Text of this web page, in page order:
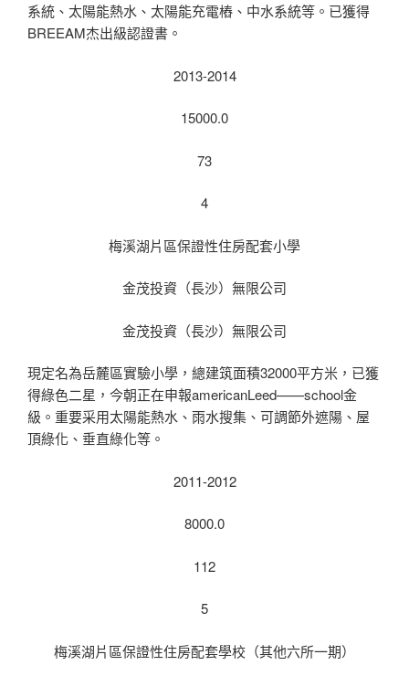
系統、太陽能熱水、太陽能充電樁、中水系統等。已獲得
BREEAM杰出級認證書。
2013-2014
15000.0
73
4
梅溪湖片區保證性住房配套小學
金茂投資（長沙）無限公司
金茂投資（長沙）無限公司
現定名為岳麓區實驗小學，總建筑面積32000平方米，已獲
得綠色二星，今朝正在申報americanLeed——school金
級。重要采用太陽能熱水、雨水搜集、可調節外遮陽、屋
頂綠化、垂直綠化等。
2011-2012
8000.0
112
5
梅溪湖片區保證性住房配套學校（其他六所一期）